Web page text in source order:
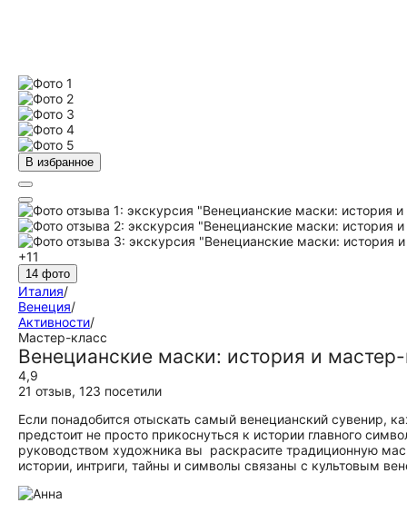
В избранное
+11
14 фото
Италия/
Венеция/
Активности/
Мастер-класс
Венецианские маски: история и
4,9
21 отзыв, 123 посетили
Если понадобится отыскать самый венецианский
предстоит не просто прикоснуться к истории главного
руководством художника вы раскрасите традиционную
истории, интриги, тайны и символы связаны с культовым